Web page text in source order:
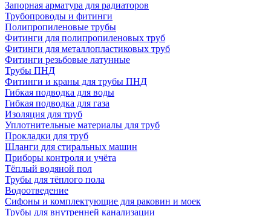
Запорная арматура для радиаторов
Трубопроводы и фитинги
Полипропиленовые трубы
Фитинги для полипропиленовых труб
Фитинги для металлопластиковых труб
Фитинги резьбовые латунные
Трубы ПНД
Фитинги и краны для трубы ПНД
Гибкая подводка для воды
Гибкая подводка для газа
Изоляция для труб
Уплотнительные материалы для труб
Прокладки для труб
Шланги для стиральных машин
Приборы контроля и учёта
Тёплый водяной пол
Трубы для тёплого пола
Водоотведение
Сифоны и комплектующие для раковин и моек
Трубы для внутренней канализации